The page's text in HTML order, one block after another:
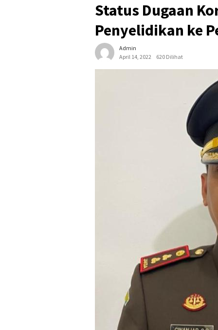
Status Dugaan
Penyelidikan ke
Admin
April 14, 2022
620 Dilihat